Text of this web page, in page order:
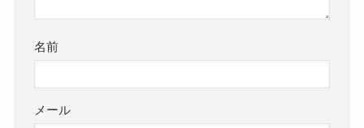
名前
メール